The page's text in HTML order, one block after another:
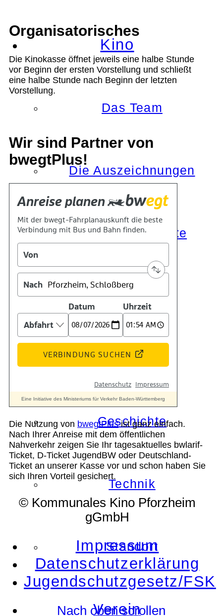
Kino
Das Team
Die Auszeichnungen
Tätigkeitsberichte
Kooperationen
Verbände
Geschichte
Technik
Standort
Verein
Organisatorisches
Die Kinokasse öffnet jeweils eine halbe Stunde
vor Beginn der ersten Vorstellung und schließt
eine halbe Stunde nach Beginn der letzten
Vorstellung.
Wir sind Partner von
bwegtPlus!
Die Nutzung von bwegtPlusist ganz einfach.
Nach Ihrer Anreise mit dem öffentlichen
Nahverkehr zeigen Sie Ihr tagesaktuelles bwlarif-
Ticket, D-Ticket JugendBW oder Deutschland-
Ticket an unserer Kasse vor und schon haben Sie
sich Ihren Vorteil gesichert.
© Kommunales Kino Pforzheim
gGmbH
Impressum
Datenschutzerklärung
Jugendschutzgesetz/FSK
Nach oben scrollen